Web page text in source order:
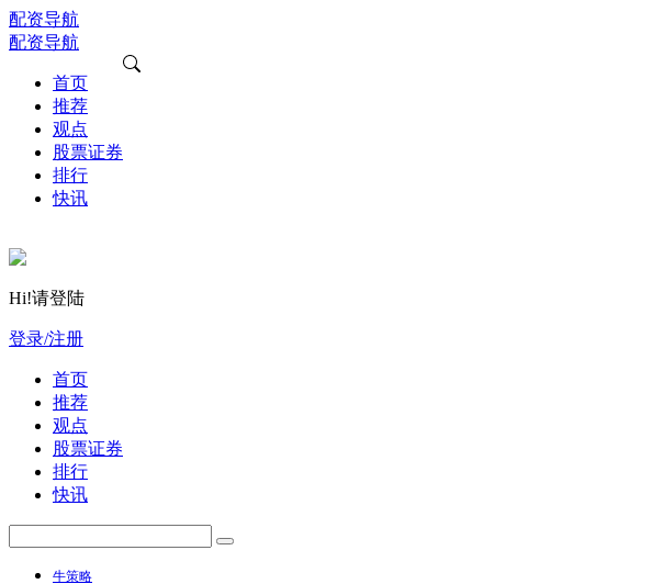
配资导航
配资导航
首页
推荐
观点
股票证券
排行
快讯
Hi!请登陆
登录/注册
首页
推荐
观点
股票证券
排行
快讯
牛策略